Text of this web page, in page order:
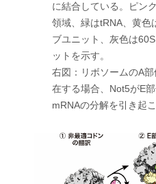
に結合している。ピン
領域、緑はtRNA、黄色
ブユニット、灰色は
ットを示す。
右図：リボソームのA
在する場合、Not5がE
mRNAの分解を引き起こ